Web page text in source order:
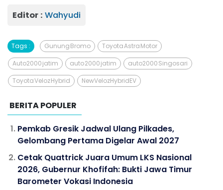
Editor : Wahyudi
Tags : Gunung Bromo Toyota Astra Motor
Auto2000 jatim auto 2000 jatim auto2000 Singosari
Toyota Veloz Hybrid NewVelozHybridEV
BERITA POPULER
Pemkab Gresik Jadwal Ulang Pilkades,
Gelombang Pertama Digelar Awal 2027
Cetak Quattrick Juara Umum LKS Nasional
2026, Gubernur Khofifah: Bukti Jawa Timur
Barometer Vokasi Indonesia